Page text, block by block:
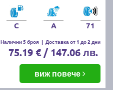
C A 71
Налични 5 броя | Доставка от 1 до 2 дни
75.19 € / 147.06 лв.
виж повече